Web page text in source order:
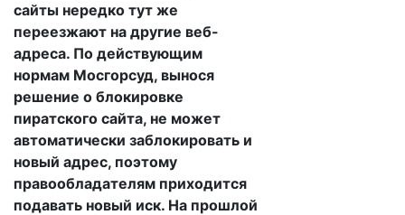
сайты нередко тут же
переезжают на другие веб-
адреса. По действующим
нормам Мосгорсуд, вынося
решение о блокировке
пиратского сайта, не может
автоматически заблокировать и
новый адрес, поэтому
правообладателям приходится
подавать новый иск. На прошлой